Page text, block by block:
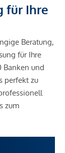
für Ihre
Beratung,
für Ihre
Banken und
perfekt zu
zum